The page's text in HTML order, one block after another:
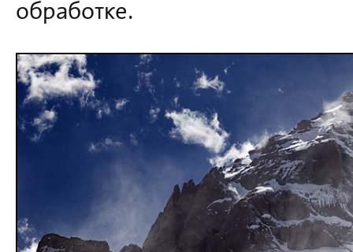
обработке.